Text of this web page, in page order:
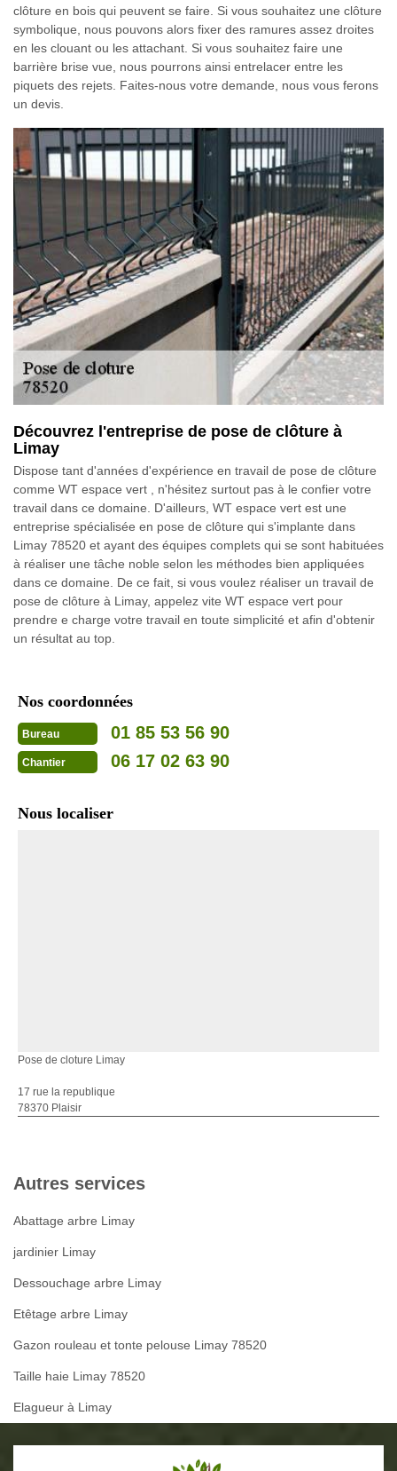
clôture en bois qui peuvent se faire. Si vous souhaitez une clôture
symbolique, nous pouvons alors fixer des ramures assez droites
en les clouant ou les attachant. Si vous souhaitez faire une
barrière brise vue, nous pourrons ainsi entrelacer entre les
piquets des rejets. Faites-nous votre demande, nous vous ferons
un devis.
Découvrez l'entreprise de pose de clôture à
Limay
Dispose tant d'années d'expérience en travail de pose de clôture
comme WT espace vert , n'hésitez surtout pas à le confier votre
travail dans ce domaine. D'ailleurs, WT espace vert est une
entreprise spécialisée en pose de clôture qui s'implante dans
Limay 78520 et ayant des équipes complets qui se sont habituées
à réaliser une tâche noble selon les méthodes bien appliquées
dans ce domaine. De ce fait, si vous voulez réaliser un travail de
pose de clôture à Limay, appelez vite WT espace vert pour
prendre e charge votre travail en toute simplicité et afin d'obtenir
un résultat au top.
Nos coordonnées
Bureau 01 85 53 56 90
Chantier 06 17 02 63 90
Nous localiser
Pose de cloture Limay
17 rue la republique
78370 Plaisir
Autres services
Abattage arbre Limay
jardinier Limay
Dessouchage arbre Limay
Etêtage arbre Limay
Gazon rouleau et tonte pelouse Limay 78520
Taille haie Limay 78520
Elagueur à Limay